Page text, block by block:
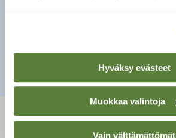
Hyväksy evästeet
Muokkaa valintoja
Vain välttämättömät